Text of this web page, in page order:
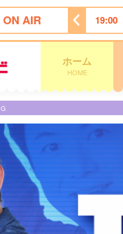
ON AIR
・イキＶＯＩＣＥ 19:00
ホーム
HOME